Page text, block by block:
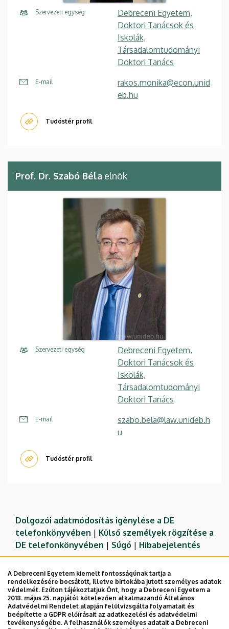
Szervezeti egység
Debreceni Egyetem,
Doktori Tanácsok és
Iskolák,
Társadalomtudományi
Doktori Tanács
E-mail
rakos.monika@econ.unid
eb.hu
Tudóstér profil
Prof. Dr. Szabó Béla elnök
Szervezeti egység
Debreceni Egyetem,
Doktori Tanácsok és
Iskolák,
Társadalomtudományi
Doktori Tanács
E-mail
szabo.bela@law.unideb.h
u
Tudóstér profil
Dolgozói adatmódosítás igénylése a DE
telefonkönyvében | Külső személyek rögzítése a
DE telefonkönyvében | Súgó | Hibabejelentés
A Debreceni Egyetem kiemelt fontosságúnak tartja a
rendelkezésére bocsátott, illetve birtokába jutott személyes adatok
védelmét. Ezúton tájékoztatjuk Önt, hogy a Debreceni Egyetem a
2018. május 25. napjától kötelezően alkalmazandó Általános
Adatvédelmi Rendelet alapján felülvizsgálta folyamatait és
beépítette a GDPR előírásait az adatkezelési és adatvédelmi
tevékenységébe. A felhasználók személyes adatait a Debreceni